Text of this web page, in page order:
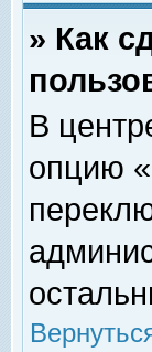
» Как
В
опцию